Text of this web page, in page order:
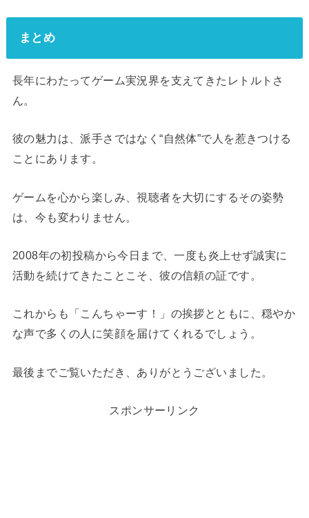
まとめ
長年にわたってゲーム実況界を支えてきたレトルトさ
ん。
彼の魅力は、派手さではなく“自然体”で人を惹きつける
ことにあります。
ゲームを心から楽しみ、視聴者を大切にするその姿勢
は、今も変わりません。
2008年の初投稿から今日まで、一度も炎上せず誠実に
活動を続けてきたことこそ、彼の信頼の証です。
これからも「こんちゃーす！」の挨拶とともに、穏やか
な声で多くの人に笑顔を届けてくれるでしょう。
最後までご覧いただき、ありがとうございました。
スポンサーリンク